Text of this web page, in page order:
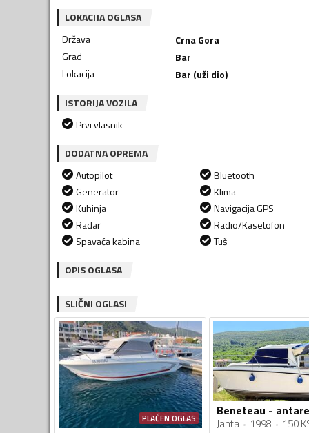
LOKACIJA OGLASA
Država
Crna Gora
Grad
Bar
Lokacija
Bar (uži dio)
ISTORIJA VOZILA
Prvi vlasnik
DODATNA OPREMA
Autopilot
Generator
Kuhinja
Radar
Spavaća kabina
Bluetooth
Klima
Navigacija GPS
Radio/Kasetofon
Tuš
OPIS OGLASA
SLIČNI OGLASI
PLAĆEN OGLAS Beneteau -
Jahta 1998 150